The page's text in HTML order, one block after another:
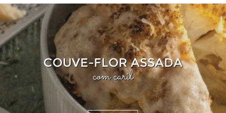
COUVE-FLOR ASSADA
com caril